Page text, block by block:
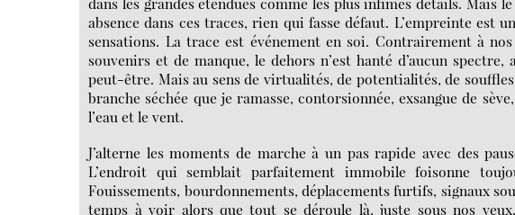
absence dans ces traces, rien qui fasse défaut. L’empreinte est
sensations. La trace est événement en soi. Contrairement à
souvenirs et de manque, le dehors n’est hanté d’aucun spectre,
peut-être. Mais au sens de virtualités, de potentialités, de
branche séchée que je ramasse, contorsionnée, exsangue de
l’eau et le vent.
J’alterne les moments de marche à un pas rapide avec des
L’endroit qui semblait parfaitement immobile foisonne
Fouissements, bourdonnements, déplacements furtifs, signaux
temps à voir alors que tout se déroule là, juste sous nos